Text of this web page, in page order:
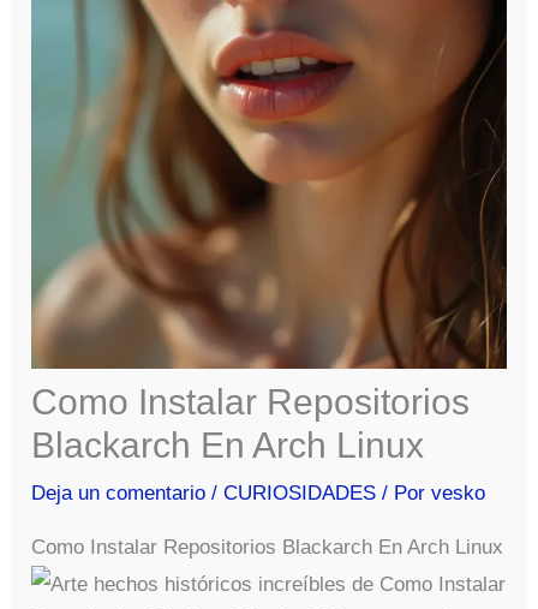
Como Instalar Repositorios
Blackarch En Arch Linux
Deja un comentario /CURIOSIDADES / Porvesko
Como Instalar Repositorios Blackarch En Arch Linux